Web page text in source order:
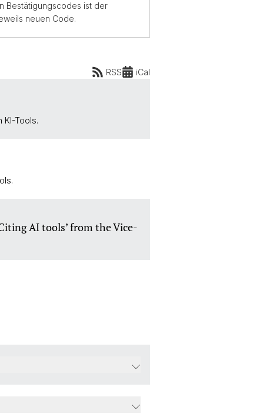
Bestätigungscodes ist der
neuen Code.
RSS iCal
KI-Tools.
AI tools’ from the Vice-